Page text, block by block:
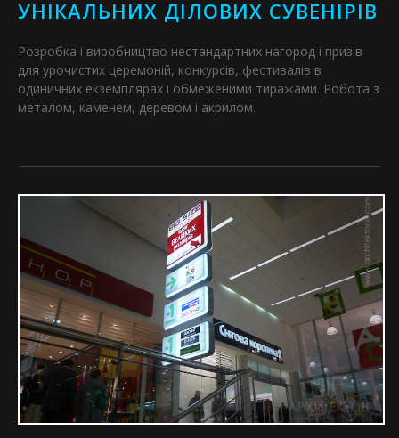
УНІКАЛЬНИХ ДІЛОВИХ СУВЕНІРІВ
Розробка і виробництво нестандартних нагород і призів
для урочистих церемоній, конкурсів, фестивалів в
одиничних екземплярах і обмеженими тиражами. Робота з
металом, каменем, деревом і акрилом.